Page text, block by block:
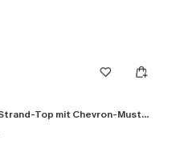
Ärmelloses Strick-Strand-Top mit Chevron-Muster